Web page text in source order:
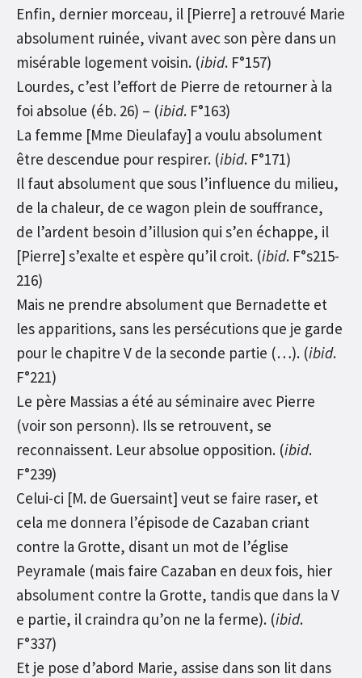
Enfin, dernier morceau, il [Pierre] a retrouvé Marie
absolument ruinée, vivant avec son père dans un
misérable logement voisin. (ibid. F°157)
Lourdes, c’est l’effort de Pierre de retourner à la
foi absolue (éb. 26) – (ibid. F°163)
La femme [Mme Dieulafay] a voulu absolument
être descendue pour respirer. (ibid. F°171)
Il faut absolument que sous l’influence du milieu,
de la chaleur, de ce wagon plein de souffrance,
de l’ardent besoin d’illusion qui s’en échappe, il
[Pierre] s’exalte et espère qu’il croit. (ibid. F°s215-
216)
Mais ne prendre absolument que Bernadette et
les apparitions, sans les persécutions que je garde
pour le chapitre V de la seconde partie (…). (ibid.
F°221)
Le père Massias a été au séminaire avec Pierre
(voir son personn). Ils se retrouvent, se
reconnaissent. Leur absolue opposition. (ibid.
F°239)
Celui-ci [M. de Guersaint] veut se faire raser, et
cela me donnera l’épisode de Cazaban criant
contre la Grotte, disant un mot de l’église
Peyramale (mais faire Cazaban en deux fois, hier
absolument contre la Grotte, tandis que dans la V
e partie, il craindra qu’on ne la ferme). (ibid.
F°337)
Et je pose d’abord Marie, assise dans son lit dans